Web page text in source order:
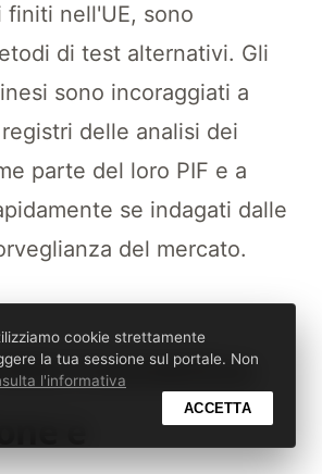
nell'UE, sono
di test alternativi. Gli
sono incoraggiati a
delle analisi dei
parte del loro PIF e a
se indagati dalle
del mercato.
Cosmetica:
cookie strettamente
la tua sessione sul portale. Non
l'informativa
ACCETTA